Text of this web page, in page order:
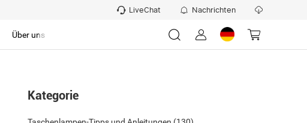
LiveChat Nachrichten
Über uns
Kategorie